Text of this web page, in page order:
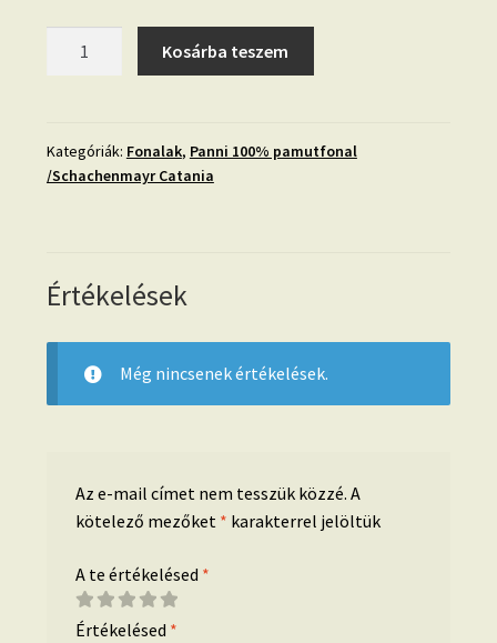
106)
mennyiség
Kosárba teszem
Kategóriák: Fonalak, Panni 100% pamutfonal
/Schachenmayr Catania
Értékelések
Még nincsenek értékelések.
Az e-mail címet nem tesszük közzé. A
kötelező mezőket * karakterrel jelöltük
A te értékelésed *
Értékelésed *